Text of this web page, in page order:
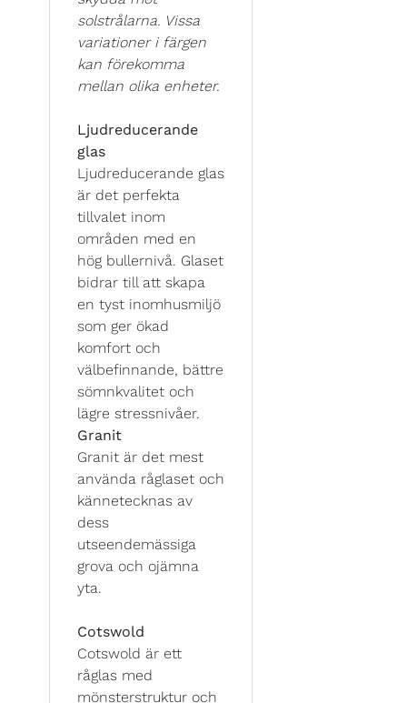
solstrålarna. Vissa
variationer i färgen
kan förekomma
mellan olika enheter.
Ljudreducerande
glas
Ljudreducerande glas
är det perfekta
tillvalet inom
områden med en
hög bullernivå. Glaset
bidrar till att skapa
en tyst inomhusmiljö
som ger ökad
komfort och
välbefinnande, bättre
sömnkvalitet och
lägre stressnivåer.
Granit
Granit är det mest
använda råglaset och
kännetecknas av
dess
utseendemässiga
grova och ojämna
yta.
Cotswold
Cotswold är ett
råglas med
mönsterstruktur och